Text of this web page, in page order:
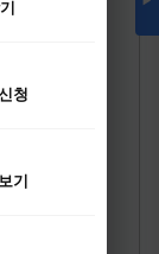
청
기